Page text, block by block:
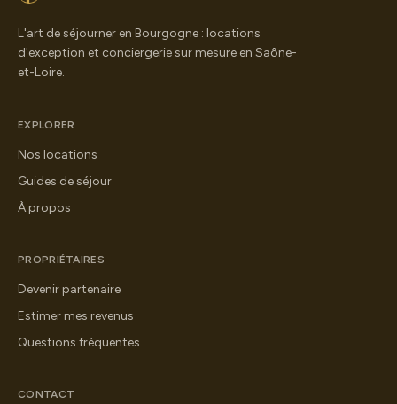
L'art de séjourner en Bourgogne : locations
d'exception et conciergerie sur mesure en Saône-
et-Loire.
EXPLORER
Nos locations
Guides de séjour
À propos
PROPRIÉTAIRES
Devenir partenaire
Estimer mes revenus
Questions fréquentes
CONTACT